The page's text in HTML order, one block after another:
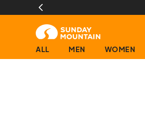
ALL MEN WOMEN